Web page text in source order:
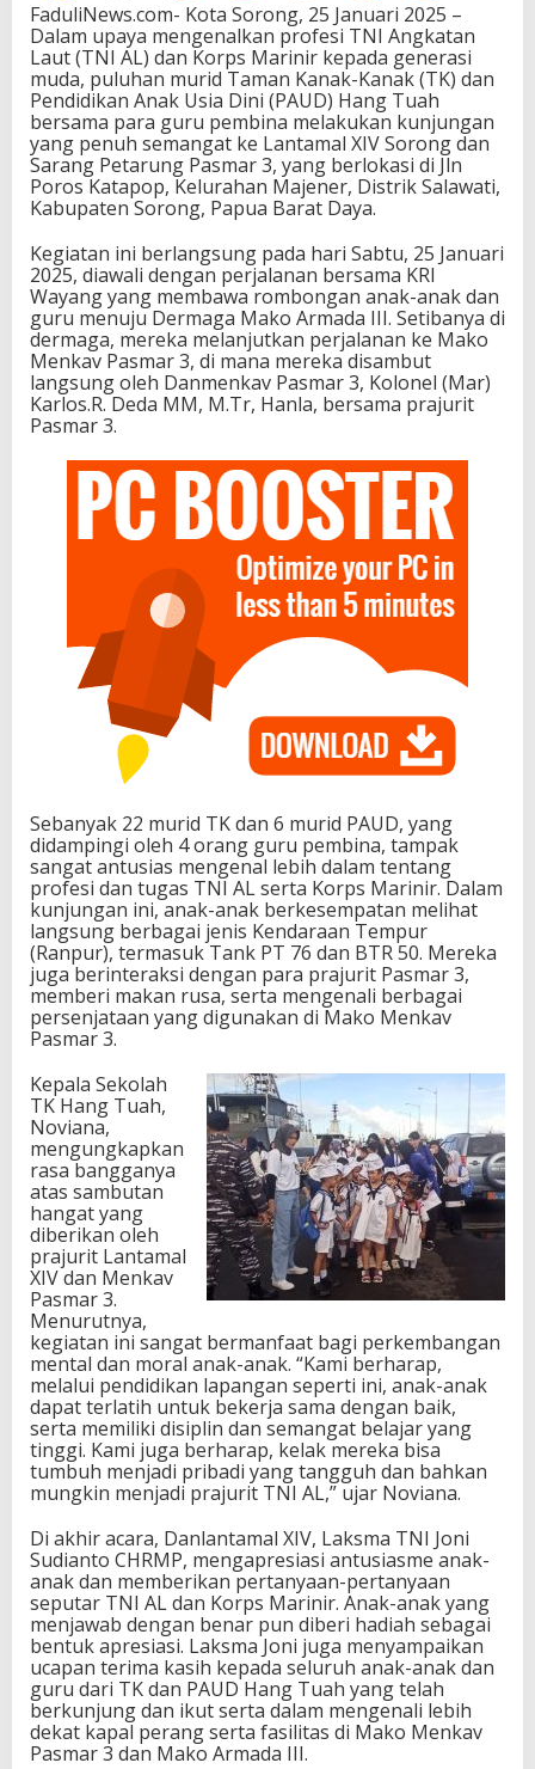
FaduliNews.com- Kota Sorong, 25 Januari 2025 –
Dalam upaya mengenalkan profesi TNI Angkatan
Laut (TNI AL) dan Korps Marinir kepada generasi
muda, puluhan murid Taman Kanak-Kanak (TK) dan
Pendidikan Anak Usia Dini (PAUD) Hang Tuah
bersama para guru pembina melakukan kunjungan
yang penuh semangat ke Lantamal XIV Sorong dan
Sarang Petarung Pasmar 3, yang berlokasi di Jln
Poros Katapop, Kelurahan Majener, Distrik Salawati,
Kabupaten Sorong, Papua Barat Daya.
Kegiatan ini berlangsung pada hari Sabtu, 25 Januari
2025, diawali dengan perjalanan bersama KRI
Wayang yang membawa rombongan anak-anak dan
guru menuju Dermaga Mako Armada III. Setibanya di
dermaga, mereka melanjutkan perjalanan ke Mako
Menkav Pasmar 3, di mana mereka disambut
langsung oleh Danmenkav Pasmar 3, Kolonel (Mar)
Karlos.R. Deda MM, M.Tr, Hanla, bersama prajurit
Pasmar 3.
Sebanyak 22 murid TK dan 6 murid PAUD, yang
didampingi oleh 4 orang guru pembina, tampak
sangat antusias mengenal lebih dalam tentang
profesi dan tugas TNI AL serta Korps Marinir. Dalam
kunjungan ini, anak-anak berkesempatan melihat
langsung berbagai jenis Kendaraan Tempur
(Ranpur), termasuk Tank PT 76 dan BTR 50. Mereka
juga berinteraksi dengan para prajurit Pasmar 3,
memberi makan rusa, serta mengenali berbagai
persenjataan yang digunakan di Mako Menkav
Pasmar 3.
Kepala Sekolah
TK Hang Tuah,
Noviana,
mengungkapkan
rasa bangganya
atas sambutan
hangat yang
diberikan oleh
prajurit Lantamal
XIV dan Menkav
Pasmar 3.
Menurutnya,
kegiatan ini sangat bermanfaat bagi perkembangan
mental dan moral anak-anak. “Kami berharap,
melalui pendidikan lapangan seperti ini, anak-anak
dapat terlatih untuk bekerja sama dengan baik,
serta memiliki disiplin dan semangat belajar yang
tinggi. Kami juga berharap, kelak mereka bisa
tumbuh menjadi pribadi yang tangguh dan bahkan
mungkin menjadi prajurit TNI AL,” ujar Noviana.
Di akhir acara, Danlantamal XIV, Laksma TNI Joni
Sudianto CHRMP, mengapresiasi antusiasme anak-
anak dan memberikan pertanyaan-pertanyaan
seputar TNI AL dan Korps Marinir. Anak-anak yang
menjawab dengan benar pun diberi hadiah sebagai
bentuk apresiasi. Laksma Joni juga menyampaikan
ucapan terima kasih kepada seluruh anak-anak dan
guru dari TK dan PAUD Hang Tuah yang telah
berkunjung dan ikut serta dalam mengenali lebih
dekat kapal perang serta fasilitas di Mako Menkav
Pasmar 3 dan Mako Armada III.